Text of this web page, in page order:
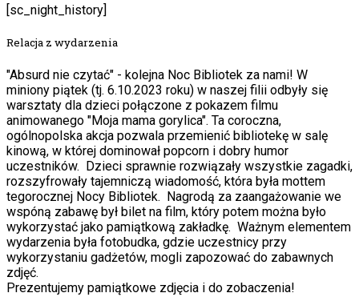
[sc_night_history]
Relacja z wydarzenia
"Absurd nie czytać" - kolejna Noc Bibliotek za nami! W
miniony piątek (tj. 6.10.2023 roku) w naszej filii odbyły się
warsztaty dla dzieci połączone z pokazem filmu
animowanego "Moja mama gorylica". Ta coroczna,
ogólnopolska akcja pozwala przemienić bibliotekę w salę
kinową, w której dominował popcorn i dobry humor
uczestników. Dzieci sprawnie rozwiązały wszystkie zagadki,
rozszyfrowały tajemniczą wiadomość, która była mottem
tegorocznej Nocy Bibliotek. Nagrodą za zaangażowanie we
wspóną zabawę był bilet na film, który potem można było
wykorzystać jako pamiątkową zakładkę. Ważnym elementem
wydarzenia była fotobudka, gdzie uczestnicy przy
wykorzystaniu gadżetów, mogli zapozować do zabawnych
zdjęć.
Prezentujemy pamiątkowe zdjęcia i do zobaczenia!